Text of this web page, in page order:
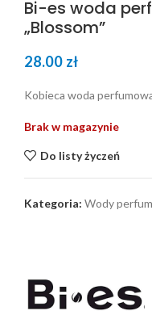
Bi-es woda
„Blossom”
28.00 zł
Kobieca woda
Brak w magazynie
Do listy życzeń
Kategoria: Wody